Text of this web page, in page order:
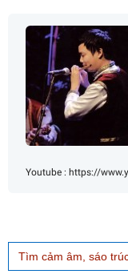
Youtube : https://
Search
for: